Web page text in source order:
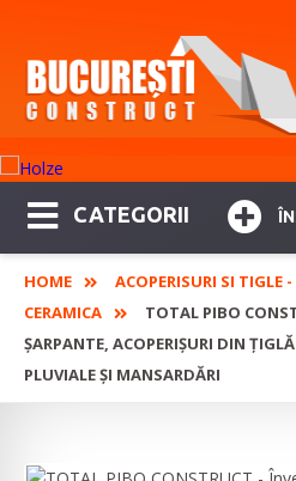
CATEGORII
HOME ACOPERISURI SI TIGLE
CERAMICA
TOTAL PIBO
ȘARPANTE, ACOPERIȘURI DIN
PLUVIALE ȘI MANSARDĂRI